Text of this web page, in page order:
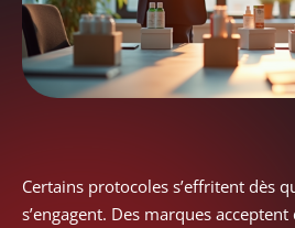
Certains protocoles s’effritent dès
s’engagent. Des marques acceptent